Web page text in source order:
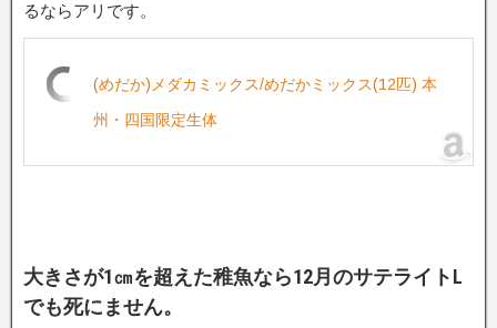
るならアリです。
(めだか)メダカミックス/めだかミックス(12匹) 本
州・四国限定生体
大きさが1㎝を超えた稚魚なら12月のサテライトL
でも死にません。